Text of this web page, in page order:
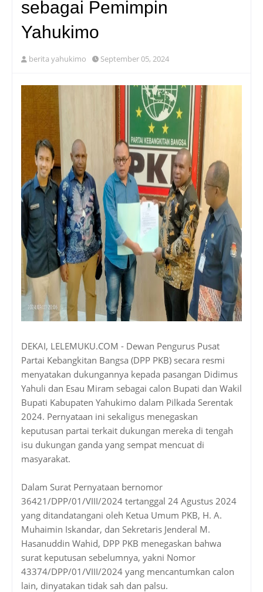
sebagai Pemimpin
Yahukimo
berita yahukimo September 05, 2024
DEKAI, LELEMUKU.COM - Dewan Pengurus Pusat
Partai Kebangkitan Bangsa (DPP PKB) secara resmi
menyatakan dukungannya kepada pasangan Didimus
Yahuli dan Esau Miram sebagai calon Bupati dan Wakil
Bupati Kabupaten Yahukimo dalam Pilkada Serentak
2024. Pernyataan ini sekaligus menegaskan
keputusan partai terkait dukungan mereka di tengah
isu dukungan ganda yang sempat mencuat di
masyarakat.
Dalam Surat Pernyataan bernomor
36421/DPP/01/VIII/2024 tertanggal 24 Agustus 2024
yang ditandatangani oleh Ketua Umum PKB, H. A.
Muhaimin Iskandar, dan Sekretaris Jenderal M.
Hasanuddin Wahid, DPP PKB menegaskan bahwa
surat keputusan sebelumnya, yakni Nomor
43374/DPP/01/VIII/2024 yang mencantumkan calon
lain, dinyatakan tidak sah dan palsu.